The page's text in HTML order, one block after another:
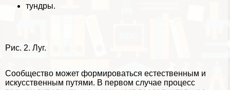
тундры.
Рис. 2. Луг.
Сообщество может формироваться естественным и
искусственным путями. В первом случае процесс